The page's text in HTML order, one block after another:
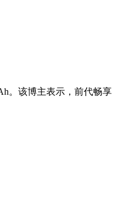
。该博主表示，前代畅享